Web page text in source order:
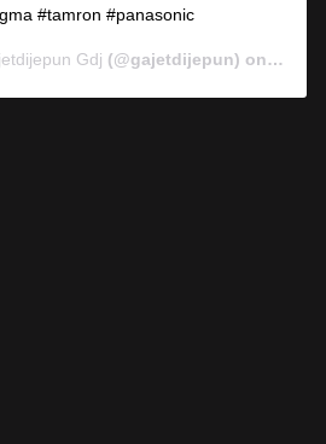
#tamron #panasonic
Gdj (@gajetdijepun) on Jan 7,